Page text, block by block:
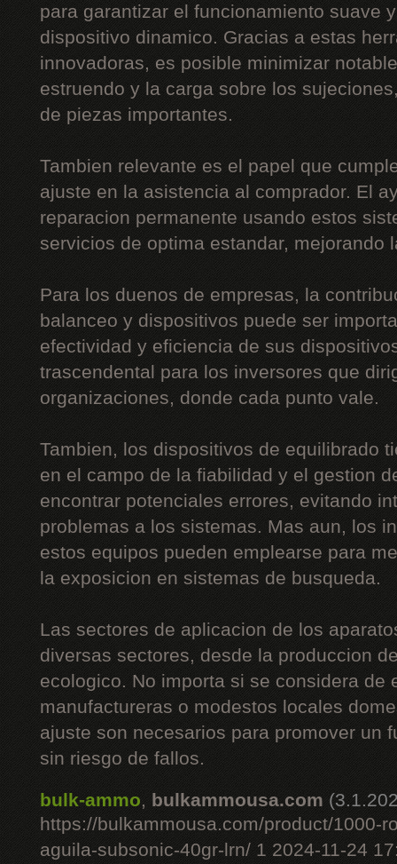
para garantizar el funcionamiento suave
dispositivo dinamico. Gracias a estas
innovadoras, es posible minimizar
estruendo y la carga sobre los
de piezas importantes.
Tambien relevante es el papel que
ajuste en la asistencia al comprador. El
reparacion permanente usando estos
servicios de optima estandar, mejorando
Para los duenos de empresas, la
balanceo y dispositivos puede ser
efectividad y eficiencia de sus
trascendental para los inversores que
organizaciones, donde cada punto vale.
Tambien, los dispositivos de equilibrado
en el campo de la fiabilidad y el gestion
encontrar potenciales errores, evitando
problemas a los sistemas. Mas aun, los
estos equipos pueden emplearse para
la exposicion en sistemas de busqueda.
Las sectores de aplicacion de los
diversas sectores, desde la produccion
ecologico. No importa si se considera de
manufactureras o modestos locales
ajuste son necesarios para promover un
sin riesgo de fallos.
bulk-ammo, bulkammousa.com
https://bulkammousa.com/product/1000-
aguila-subsonic-40gr-lrn/ 1 2024-11-24